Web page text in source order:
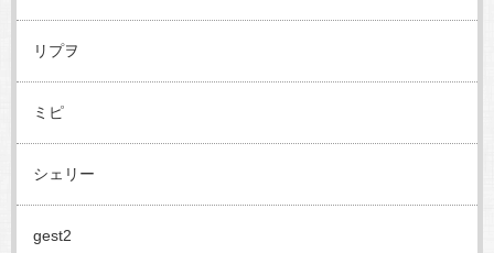
リプヲ
ミピ
シェリー
gest2